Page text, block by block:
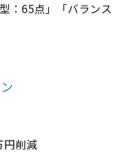
：65点」「バランス
円削減